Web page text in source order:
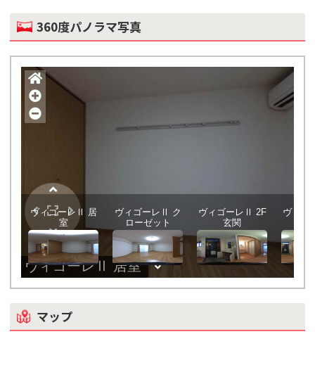
360度パノラマ写真
ヴィゴーレⅡ 居
室
ヴィゴーレⅡ ク
ローゼット
ヴィゴーレⅡ 2F
玄関
ヴィゴ
ヴィゴーレⅡ 居室
マップ